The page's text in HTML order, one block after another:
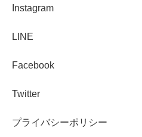
Instagram
LINE
Facebook
Twitter
プライバシーポリシー